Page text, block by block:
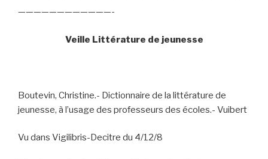
————————————-
Veille Littérature de jeunesse
Boutevin, Christine.- Dictionnaire de la littérature de
jeunesse, à l’usage des professeurs des écoles.- Vuibert
Vu dans Vigilibris-Decitre du 4/12/8